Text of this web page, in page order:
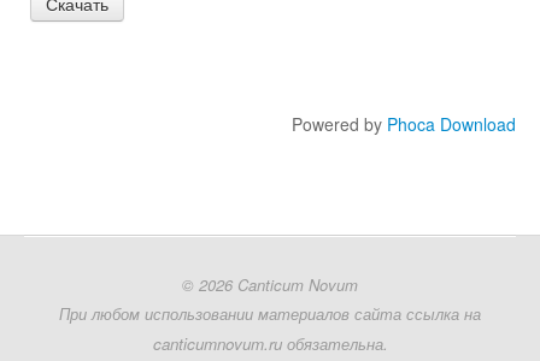
Powered by Phoca Download
© 2026 Canticum Novum
При любом использовании материалов сайта ссылка на
canticumnovum.ru обязательна.